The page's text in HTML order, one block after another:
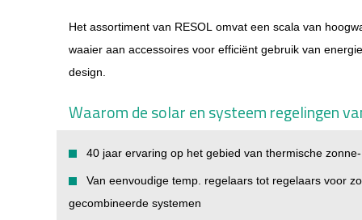
Het assortiment van RESOL omvat een scala van
waaier aan accessoires voor efficiënt gebruik van
design.
Waarom de solar en systeem regelingen
40 jaar ervaring op het gebied van thermische
Van eenvoudige temp. regelaars tot regelaars voor
gecombineerde systemen